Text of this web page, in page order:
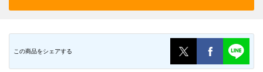
この商品をシェアする